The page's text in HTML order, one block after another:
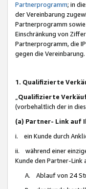
Partnerprogramm; in
der Vereinbarung
Partnerprogramm
Einschränkung von
Partnerprogramm, die
gegen die Vereinbarung.
1. Qualifizierte
Qualifizierte
(vorbehaltlich der in
(a) Partner- Link auf
i. ein Kunde durch
ii. während einer
Kunde den Partner-
A. Ablauf von 24